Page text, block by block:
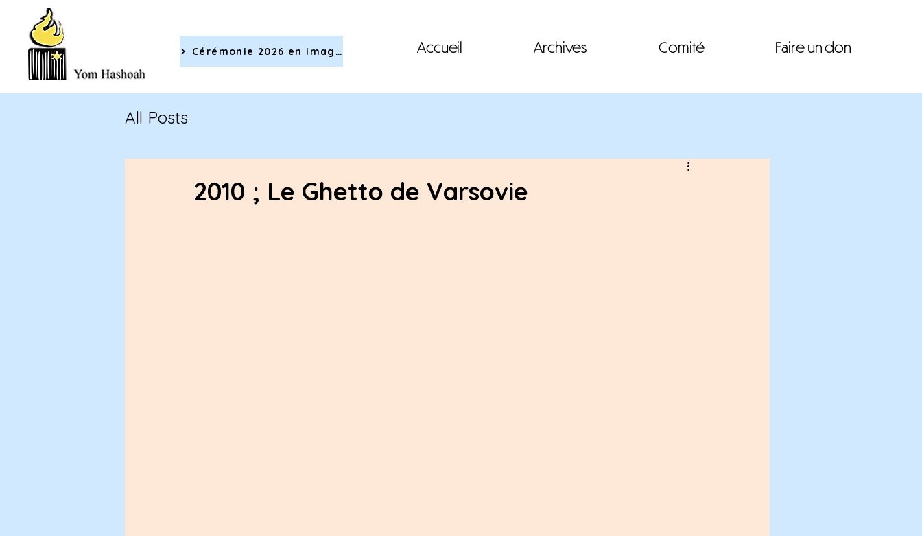
Cérémonie 2026 en images Accueil Archives Comité Faire un don
All Posts
2010 ; Le Ghetto de Varsovie